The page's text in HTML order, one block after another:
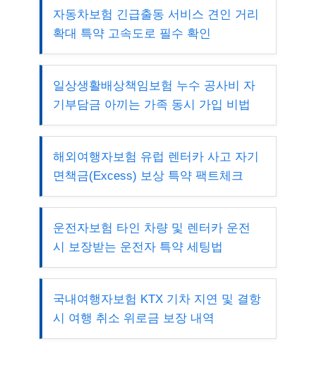
자동차보험 긴급출동 서비스 견인 거리
확대 특약 고속도로 필수 확인
일상생활배상책임보험 누수 공사비 자
기부담금 아끼는 가족 동시 가입 비법
해외여행자보험 유럽 렌터카 사고 자기
면책금(Excess) 보상 특약 팩트체크
운전자보험 타인 차량 및 렌터카 운전
시 보장받는 운전자 특약 세팅법
국내여행자보험 KTX 기차 지연 및 결항
시 여행 취소 위로금 보장 내역